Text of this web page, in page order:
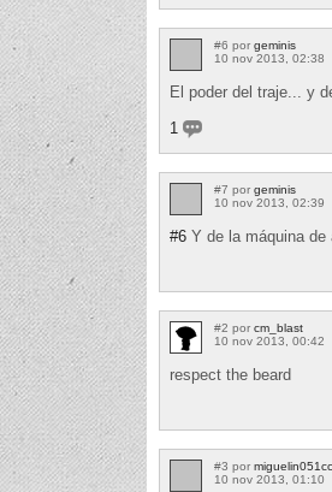
#6 por geminis
10 nov 2013, 02:38
El poder del traje... y
1
#7 por geminis
10 nov 2013, 02:39
#6 Y de la máquina de
#2 por cm_blast
10 nov 2013, 00:42
respect the beard
#3 por miguelin051cc
10 nov 2013, 01:10